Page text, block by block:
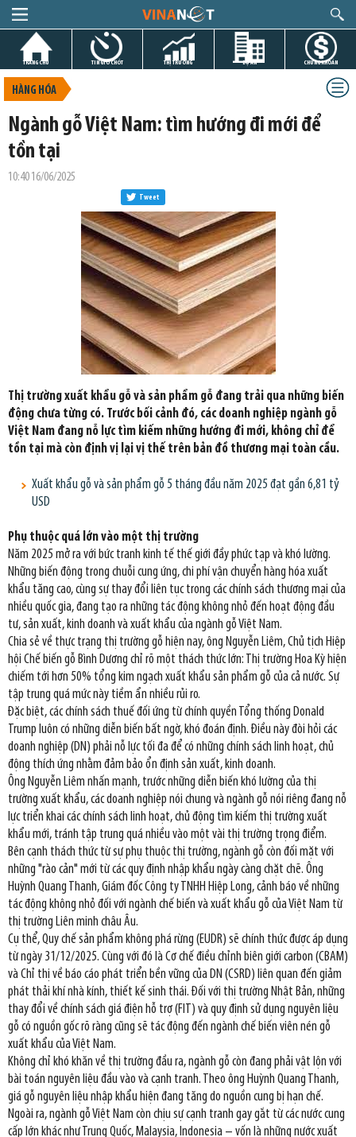
TRANG CHỦ TIN GIỜ CHÓT THỊ TRƯỜNG DỰ ÁN CHỨNG KHOÁN
HÀNG HÓA
Ngành gỗ Việt Nam: tìm hướng đi mới để
tồn tại
10:40 16/06/2025
Tweet
Thị trường xuất khẩu gỗ và sản phẩm gỗ đang trải qua những biến
động chưa từng có. Trước bối cảnh đó, các doanh nghiệp ngành gỗ
Việt Nam đang nỗ lực tìm kiếm những hướng đi mới, không chỉ để
tồn tại mà còn định vị lại vị thế trên bản đồ thương mại toàn cầu.
Xuất khẩu gỗ và sản phẩm gỗ 5 tháng đầu năm 2025 đạt gần 6,81 tỷ
USD
Phụ thuộc quá lớn vào một thị trường
Năm 2025 mở ra với bức tranh kinh tế thế giới đầy phức tạp và khó lường.
Những biến động trong chuỗi cung ứng, chi phí vận chuyển hàng hóa xuất
khẩu tăng cao, cùng sự thay đổi liên tục trong các chính sách thương mại của
nhiều quốc gia, đang tạo ra những tác động không nhỏ đến hoạt động đầu
tư, sản xuất, kinh doanh và xuất khẩu của ngành gỗ Việt Nam.
Chia sẻ về thực trạng thị trường gỗ hiện nay, ông Nguyễn Liêm, Chủ tịch Hiệp
hội Chế biến gỗ Bình Dương chỉ rõ một thách thức lớn: Thị trường Hoa Kỳ hiện
chiếm tới hơn 50% tổng kim ngạch xuất khẩu sản phẩm gỗ của cả nước. Sự
tập trung quá mức này tiềm ẩn nhiều rủi ro.
Đặc biệt, các chính sách thuế đối ứng từ chính quyền Tổng thống Donald
Trump luôn có những diễn biến bất ngờ, khó đoán định. Điều này đòi hỏi các
doanh nghiệp (DN) phải nỗ lực tối đa để có những chính sách linh hoạt, chủ
động thích ứng nhằm đảm bảo ổn định sản xuất, kinh doanh.
Ông Nguyễn Liêm nhấn mạnh, trước những diễn biến khó lường của thị
trường xuất khẩu, các doanh nghiệp nói chung và ngành gỗ nói riêng đang nỗ
lực triển khai các chính sách linh hoạt, chủ động tìm kiếm thị trường xuất
khẩu mới, tránh tập trung quá nhiều vào một vài thị trường trọng điểm.
Bên cạnh thách thức từ sự phụ thuộc thị trường, ngành gỗ còn đối mặt với
những "rào cản" mới từ các quy định nhập khẩu ngày càng chặt chẽ. Ông
Huỳnh Quang Thanh, Giám đốc Công ty TNHH Hiệp Long, cảnh báo về những
tác động không nhỏ đối với ngành chế biến và xuất khẩu gỗ của Việt Nam từ
thị trường Liên minh châu Âu.
Cụ thể, Quy chế sản phẩm không phá rừng (EUDR) sẽ chính thức được áp dụng
từ ngày 31/12/2025. Cùng với đó là Cơ chế điều chỉnh biên giới carbon (CBAM)
và Chỉ thị về báo cáo phát triển bền vững của DN (CSRD) liên quan đến giảm
phát thải khí nhà kính, thiết kế sinh thái. Đối với thị trường Nhật Bản, những
thay đổi về chính sách giá điện hỗ trợ (FIT) và quy định sử dụng nguyên liệu
gỗ có nguồn gốc rõ ràng cũng sẽ tác động đến ngành chế biến viên nén gỗ
xuất khẩu của Việt Nam.
Không chỉ khó khăn về thị trường đầu ra, ngành gỗ còn đang phải vật lộn với
bài toán nguyên liệu đầu vào và cạnh tranh. Theo ông Huỳnh Quang Thanh,
giá gỗ nguyên liệu nhập khẩu hiện đang tăng do nguồn cung bị hạn chế.
Ngoài ra, ngành gỗ Việt Nam còn chịu sự cạnh tranh gay gắt từ các nước cung
cấp lớn khác như Trung Quốc, Malaysia, Indonesia – vốn là những nước xuất